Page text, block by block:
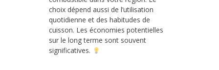
choix dépend aussi de l’utilisation
quotidienne et des habitudes de
cuisson. Les économies potentielles
sur le long terme sont souvent
significatives.